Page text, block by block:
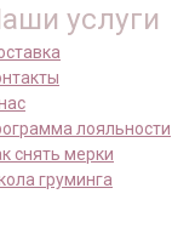
услуги
лояльности
снять мерки
груминга